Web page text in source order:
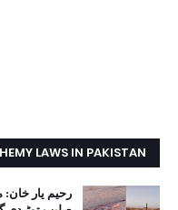
LAWS IN PAKISTAN
رحیم یار